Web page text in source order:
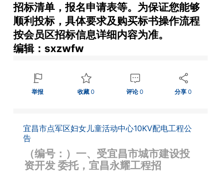
招标清单，报名申请表等。为保证您能够
顺利投标，具体要求及购买标书操作流程
按会员区招标信息详细内容为准。
编辑：sxzwfw
举报 收藏0 评论0 分享0
宜昌市点军区妇女儿童活动中心10KV配电工程公
告
（编号：）一、受宜昌市城市建设投
资开发 委托，宜昌永耀工程招